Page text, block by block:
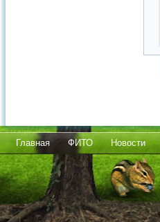
Главная ФИТО Новости